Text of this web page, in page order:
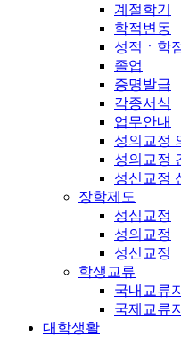
계절학기
학적변동
성적ㆍ학
졸업
증명발급
각종서식
업무안내
성의교정
성의교정
성신교정
장학제도
성심교정
성의교정
성신교정
학생교류
국내교류
국제교류
대학생활